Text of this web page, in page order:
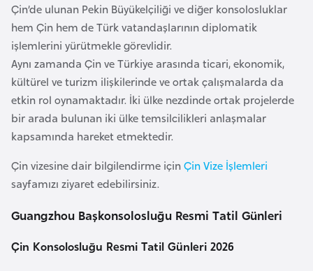
Çin’de ulunan Pekin Büyükelçiliği ve diğer konsolosluklar
hem Çin hem de Türk vatandaşlarının diplomatik
işlemlerini yürütmekle görevlidir.
Aynı zamanda Çin ve Türkiye arasında ticari, ekonomik,
kültürel ve turizm ilişkilerinde ve ortak çalışmalarda da
etkin rol oynamaktadır. İki ülke nezdinde ortak projelerde
bir arada bulunan iki ülke temsilcilikleri anlaşmalar
kapsamında hareket etmektedir.
Çin vizesine dair bilgilendirme içinÇin Vize İşlemleri
sayfamızı ziyaret edebilirsiniz.
Guangzhou Başkonsolosluğu Resmi Tatil Günleri
Çin Konsolosluğu Resmi Tatil Günleri 2026
u
s
B
e
l
i
k
a
B